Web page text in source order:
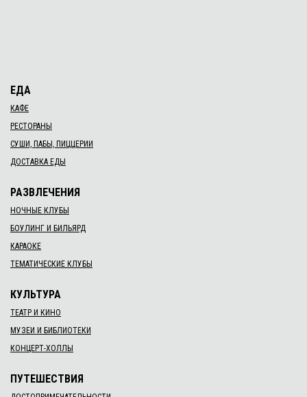
ЕДА
КАФЕ
РЕСТОРАНЫ
СУШИ, ПАБЫ, ПИЦЦЕРИИ
ДОСТАВКА ЕДЫ
РАЗВЛЕЧЕНИЯ
НОЧНЫЕ КЛУБЫ
БОУЛИНГ И БИЛЬЯРД
КАРАОКЕ
ТЕМАТИЧЕСКИЕ КЛУБЫ
КУЛЬТУРА
ТЕАТР И КИНО
МУЗЕИ И БИБЛИОТЕКИ
КОНЦЕРТ-ХОЛЛЫ
ПУТЕШЕСТВИЯ